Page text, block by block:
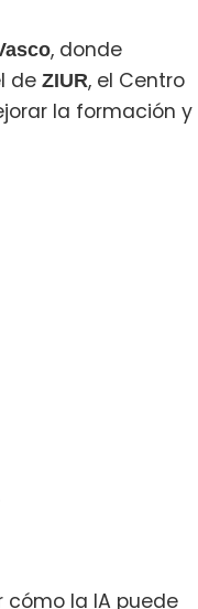
, donde
de ZIUR, el Centro
la formación y
cómo la IA puede